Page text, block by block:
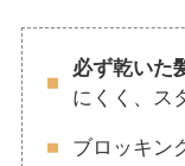
必ず乾いた
にくく、ス
ブロッキン